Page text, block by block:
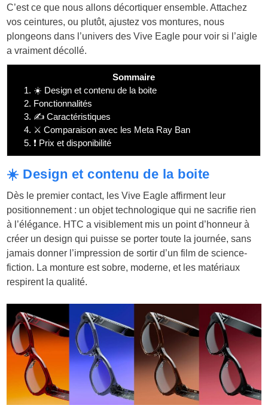
C’est ce que nous allons décortiquer ensemble. Attachez
vos ceintures, ou plutôt, ajustez vos montures, nous
plongeons dans l’univers des Vive Eagle pour voir si l’aigle
a vraiment décollé.
Sommaire
1. ☀️ Design et contenu de la boite
2. Fonctionnalités
3. ✍️ Caractéristiques
4. ⚔️ Comparaison avec les Meta Ray Ban
5. ❗ Prix et disponibilité
☀️ Design et contenu de la boite
Dès le premier contact, les Vive Eagle affirment leur
positionnement : un objet technologique qui ne sacrifie rien
à l’élégance. HTC a visiblement mis un point d’honneur à
créer un design qui puisse se porter toute la journée, sans
jamais donner l’impression de sortir d’un film de science-
fiction. La monture est sobre, moderne, et les matériaux
respirent la qualité.